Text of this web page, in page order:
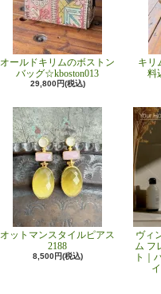
オールドキリムのボストン
バッグ☆kboston013
29,800円(税込)
キリ
料
オットマンスタイルピアス
2188
8,500円(税込)
ヴィ
ム フ
ト｜